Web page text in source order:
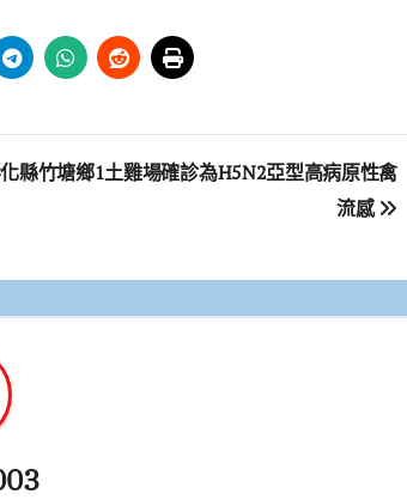
縣竹塘鄉1土雞場確診為H5N2亞型高病原性禽
流感